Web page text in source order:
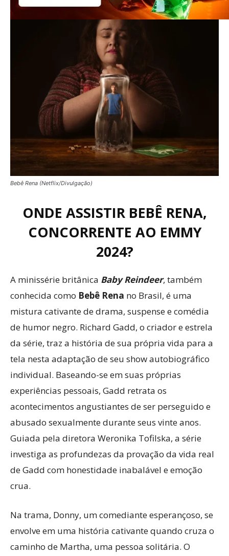
Bebê Rena (Netflix/Divulgação)
ONDE ASSISTIR BEBÊ RENA,
CONCORRENTE AO EMMY
2024?
A minissérie britânica Baby Reindeer, também
conhecida como Bebê Rena no Brasil, é uma
mistura cativante de drama, suspense e comédia
de humor negro. Richard Gadd, o criador e estrela
da série, traz a história de sua própria vida para a
tela nesta adaptação de seu show autobiográfico
individual. Baseando-se em suas próprias
experiências pessoais, Gadd retrata os
acontecimentos angustiantes de ser perseguido e
abusado sexualmente durante seus vinte anos.
Guiada pela diretora Weronika Tofilska, a série
investiga as profundezas da provação da vida real
de Gadd com honestidade inabalável e emoção
crua.
Na trama, Donny, um comediante esperançoso, se
envolve em uma história cativante quando cruza o
caminho de Martha, uma pessoa solitária. O